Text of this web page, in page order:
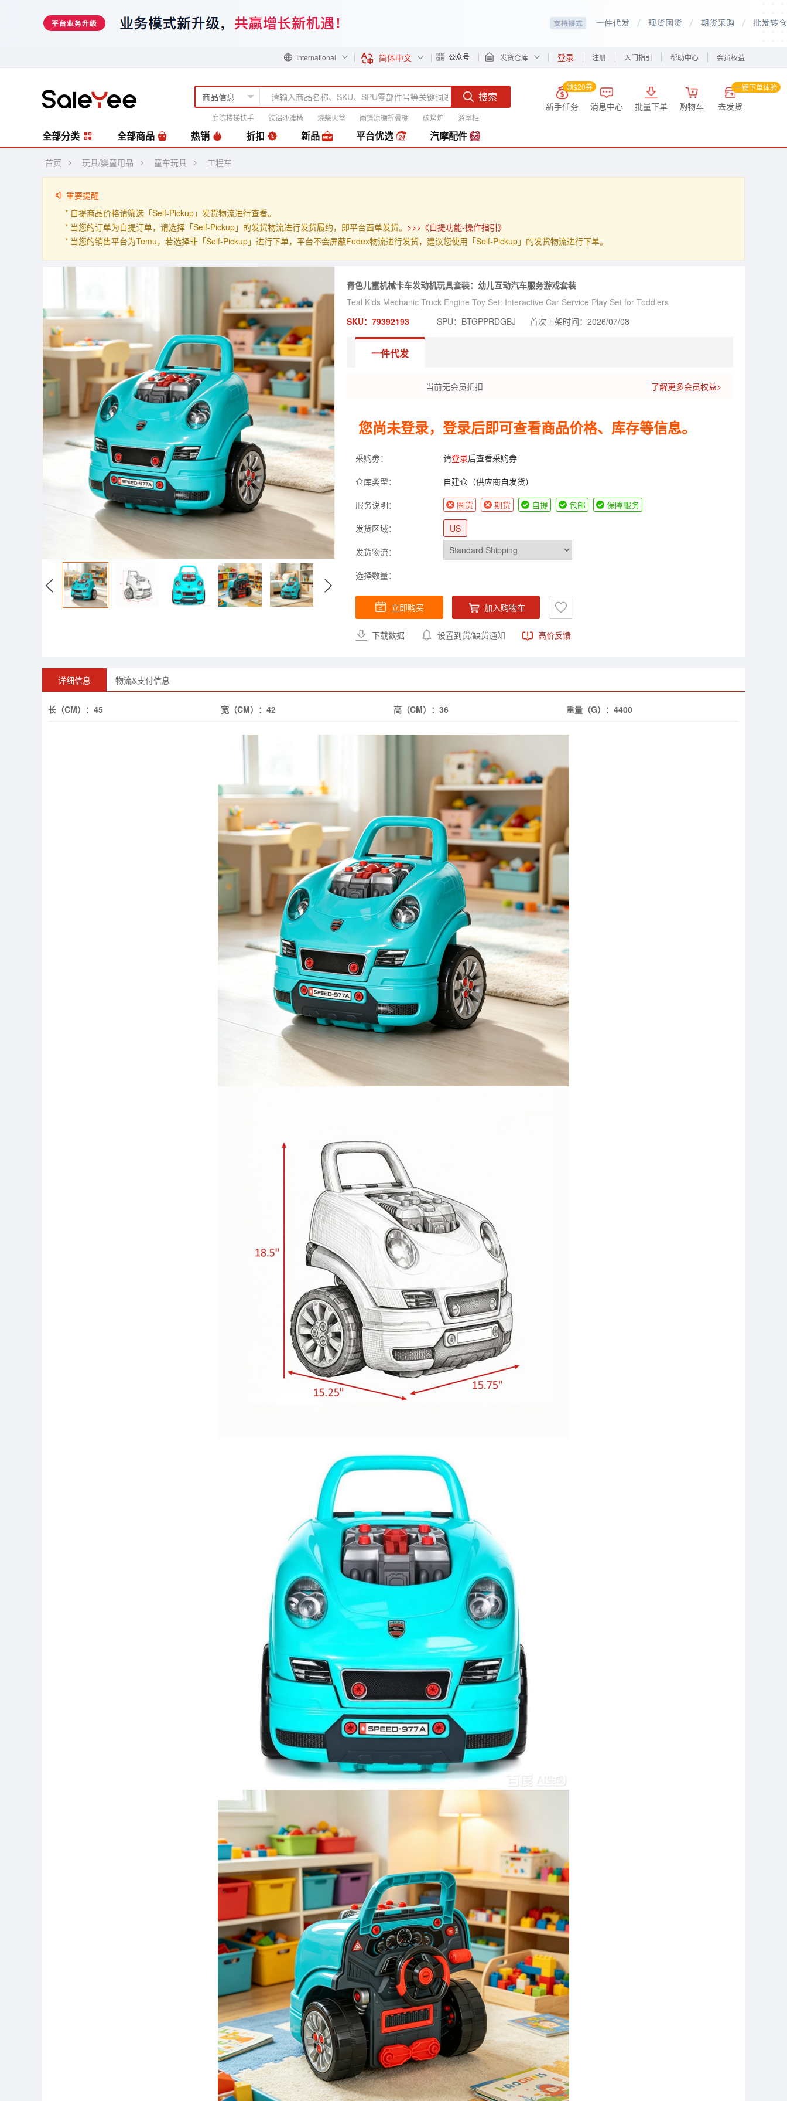
International 简体中文 公众号 发货仓库 登录 注册 入门指引 帮助中心 会员权益
搜索
庭院楼梯扶手 铁铝沙滩椅 烧柴火盆 雨篷凉棚折叠棚 碳烤炉
浴室柜
风扇
编藤套装
新手任务
领$20券
消息中心 批量下单 购物车 去发货
一键下单体验
全部分类 全部商品 热销 折扣 新品 平台优选 汽摩配件
首页 玩具/婴童用品 童车玩具 工程车
重要提醒
* 自提商品价格请筛选「Self-Pickup」发货物流进行查看。
* 当您的订单为自提订单，请选择「Self-Pickup」的发货物流进行发货履约，即平台面单发货。 >>>《自提功能-操作指引》
* 当您的销售平台为Temu，若选择非「Self-Pickup」进行下单，平台不会屏蔽Fedex物流进行发货，建议您使用「Self-Pickup」的发货物流进行下单。
青色儿童机械卡车发动机玩具套装：幼儿互动汽车服务游戏套装
Teal Kids Mechanic Truck Engine Toy Set: Interactive Car Service Play Set for Toddlers
SKU：79392193
SPU：BTGPPRDGBJ 首次上架时间：2026/07/08
一件代发
当前无会员折扣 了解更多会员权益>
您尚未登录，登录后即可查看商品价格、库存等信息。
采购劵： 请登录后查看采购券
仓库类型：
自建仓（供应商自发货）
服务说明：
圈货 期货 自提 包邮
保障服务
发货区域：
US
发货物流：
选择数量：
立即购买 加入购物车
下载数据 设置到货/缺货通知 高价反馈
详细信息 物流&支付信息
长（CM）： 45 宽（CM）： 42 高（CM）： 36 重量（G）： 4400